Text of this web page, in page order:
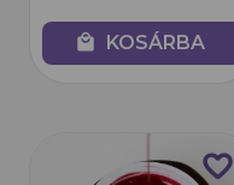
local_mall KOSÁRBA
favorite_border